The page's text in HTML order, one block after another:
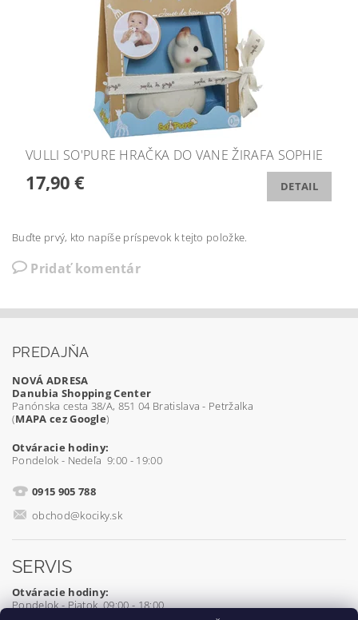
VULLI SO'PURE HRAČKA DO VANE ŽIRAFA SOPHIE
17,90 € DETAIL
Buďte prvý, kto napíše príspevok k tejto položke.
Pridať komentár
PREDAJŇA
NOVÁ ADRESA
Danubia Shopping Center
Panónska cesta 38/A, 851 04 Bratislava - Petržalka
(MAPA cez Google)
Otváracie hodiny:
Pondelok - Nedeľa 9:00 - 19:00
0915 905 788
obchod@kociky.sk
SERVIS
Otváracie hodiny:
Pondelok - Piatok 09:00 - 18:00